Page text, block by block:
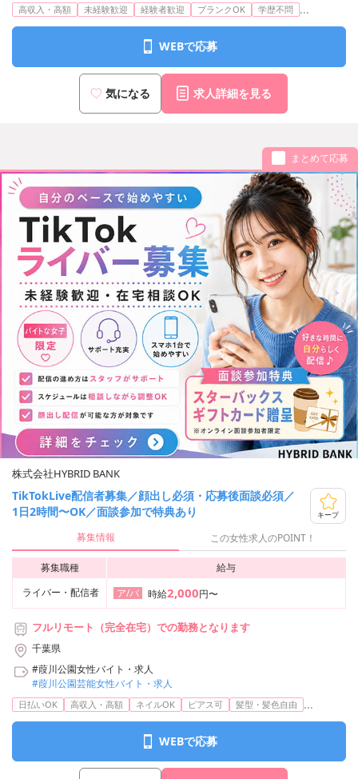
分
東京メトロ日比谷線/丸ノ内線・銀座線「銀座」駅 A5出口より徒
都営大江戸線「築地市場」駅 A3出口より徒歩3分
JR「新橋」駅 銀座口より徒歩12分
高収入・高額 未経験歓迎 経験者歓迎 ブランクOK 学歴不問 ...
WEBで応募
気になる 求人詳細を見る
まとめて応募
株式会社HYBRID BANK
TikTokLive配信者募集／顔出し必須・応募後面談必須／
1日2時間〜OK／面談参加で特典あり
キープ
募集情報 この女性求人のPOINT！
募集職種
給与
ライバー・配信者
ア/パ 時給2,000円〜
フルリモート（完全在宅）での勤務となります
千葉県
#葭川公園女性バイト・求人
#葭川公園芸能女性バイト・求人
日払いOK 高収入・高額 ネイルOK ピアス可 髪型・髪色自由 ...
WEBで応募